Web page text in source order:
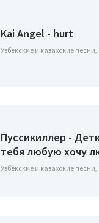
Kai Angel - hurt
Узбекские и казахские песни,
Пуссикиллер -
тебя любую хочу
Узбекские и казахские песни,